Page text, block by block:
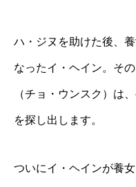
ハ・ジヌを助けた後、
なったイ・ヘイン。そ
（チョ・ウンスク）は
を探し出します。
ついにイ・ヘインが養